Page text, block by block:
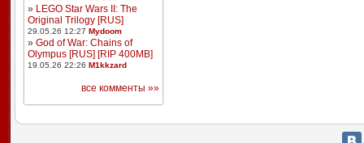
» LEGO Star Wars II: The
Original Trilogy [RUS]
29.05.26 12:27 Mydoom
» God of War: Chains of
Olympus [RUS] [RIP 400MB]
19.05.26 22:26 M1kkzard
все комменты »»